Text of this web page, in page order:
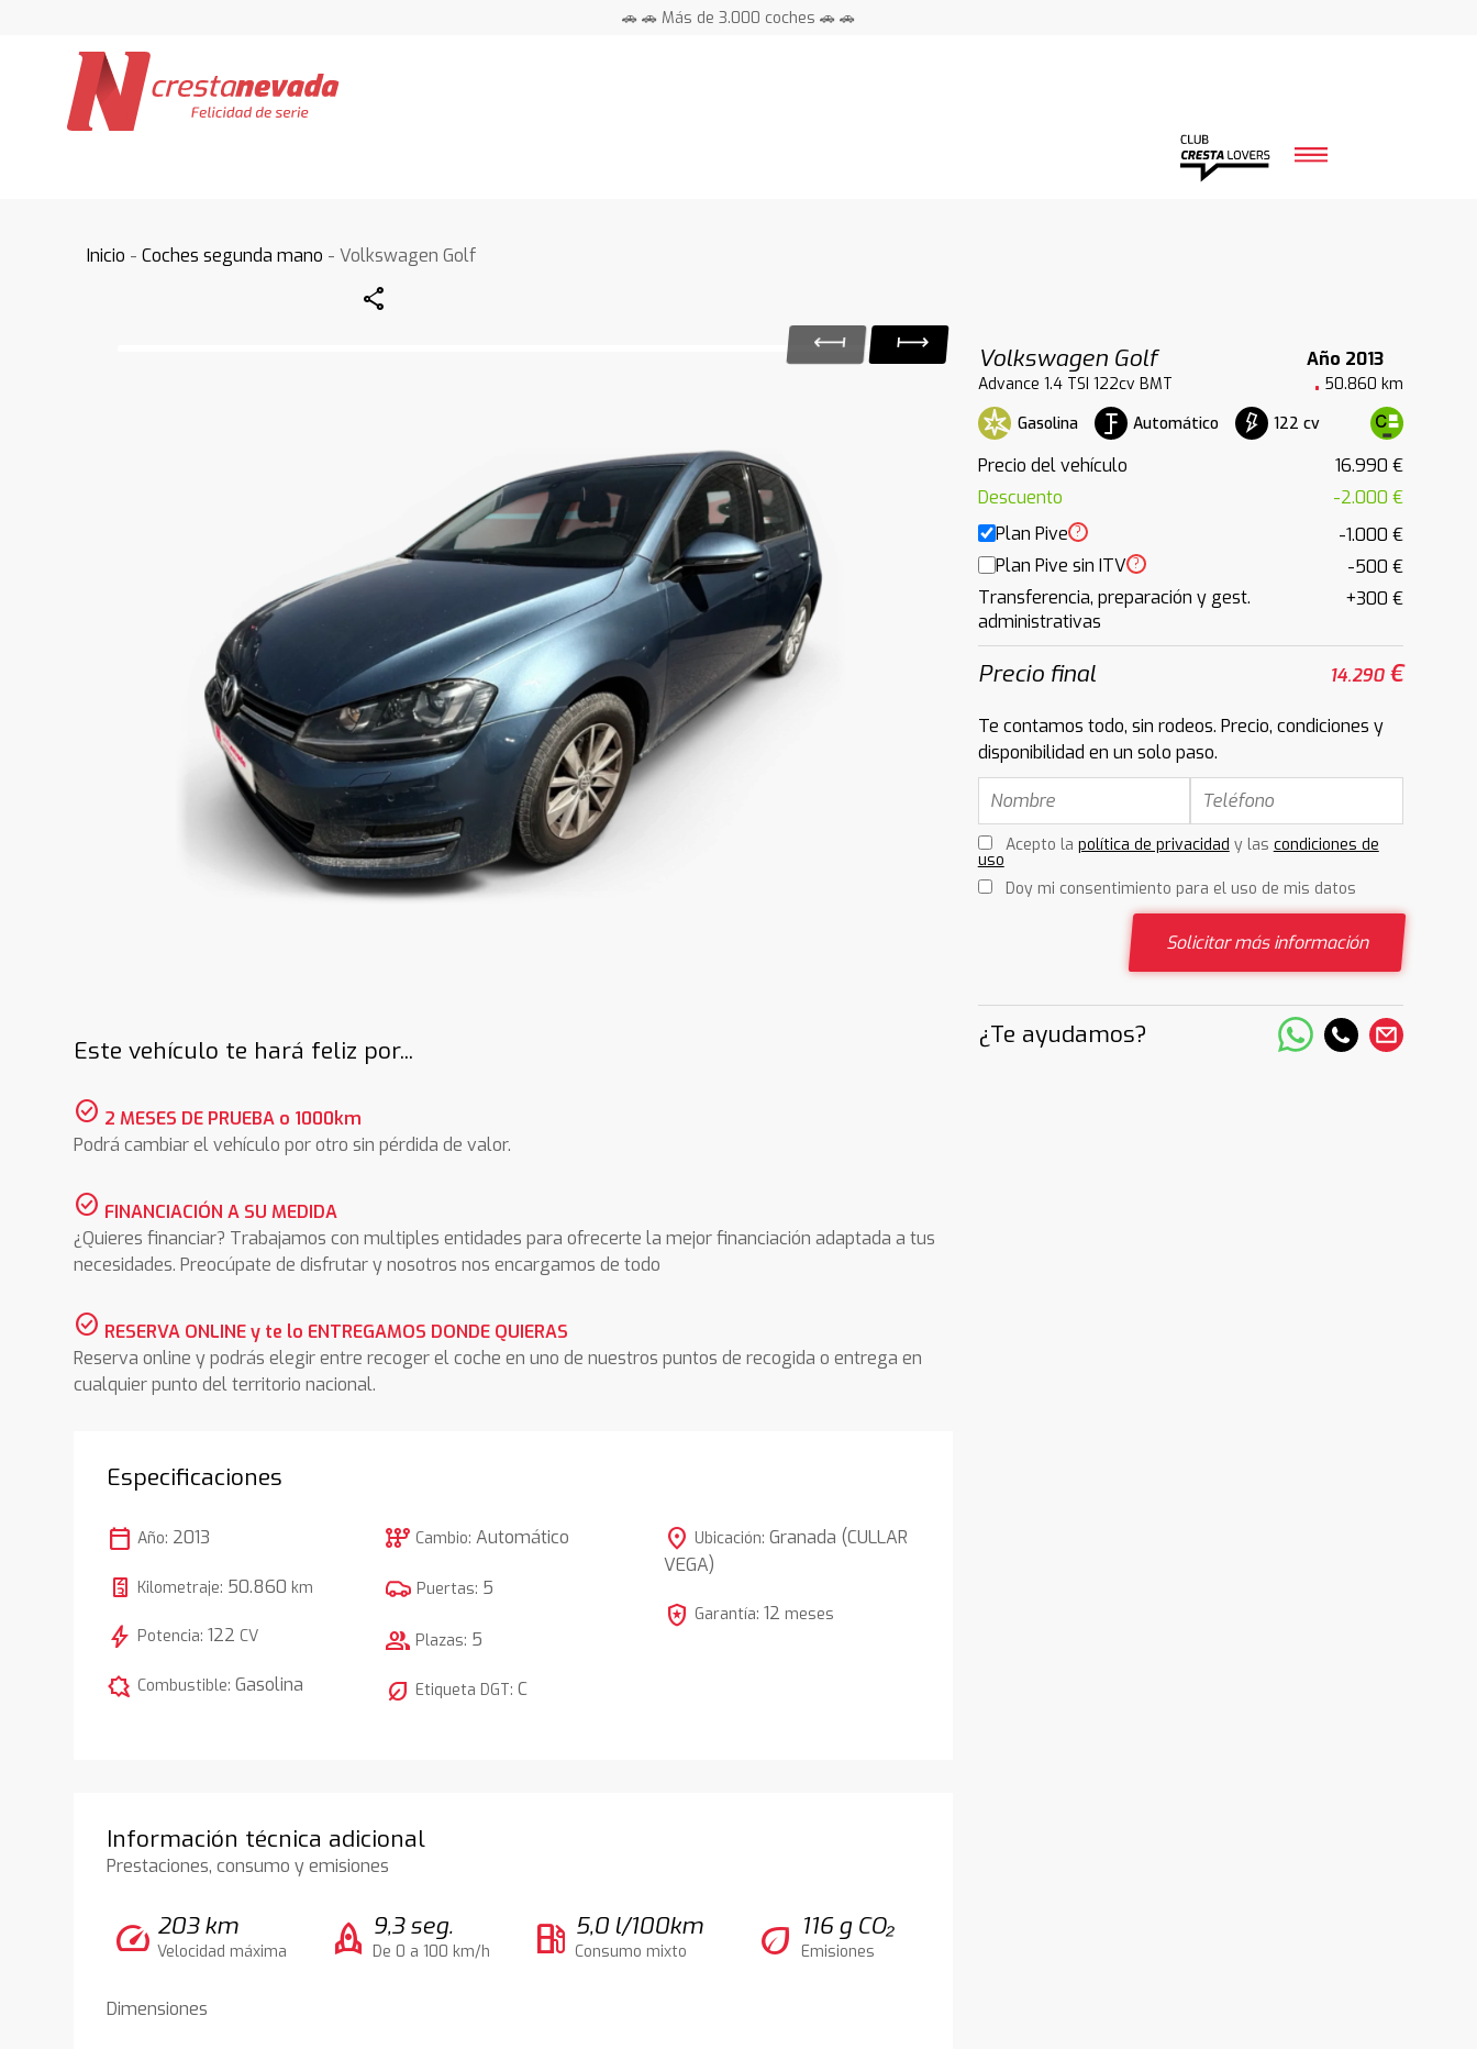
🚗 🚗 Más de 3.000 coches 🚗 🚗
Inicio -Coches segunda mano - Volkswagen Golf
Share
Volkswagen Golf
Año 2013
Advance 1.4 TSI 122cv BMT
50.860 km
Gasolina
Automático 122 cv
Precio del vehículo
16.990 €
Descuento
-2.000 €
Plan Pive ?
-1.000 €
Plan Pive sin ITV ?
-500 €
Transferencia, preparación y gest.
administrativas
+300 €
Precio final 14.290€
Te contamos todo, sin rodeos. Precio, condiciones y
disponibilidad en un solo paso.
Acepto la política de privacidad y las condiciones de
uso
Doy mi consentimiento para el uso de mis datos
Solicitar más información
¿Te ayudamos?
Este vehículo te hará feliz por...
check_circle 2 MESES DE PRUEBA o 1000km
Podrá cambiar el vehículo por otro sin pérdida de valor.
check_circle FINANCIACIÓN A SU MEDIDA
¿Quieres financiar? Trabajamos con multiples entidades para ofrecerte la mejor financiación adaptada a tus
necesidades. Preocúpate de disfrutar y nosotros nos encargamos de todo
check_circle RESERVA ONLINE y te lo ENTREGAMOS DONDE QUIERAS
Reserva online y podrás elegir entre recoger el coche en uno de nuestros puntos de recogida o entrega en
cualquier punto del territorio nacional.
Especificaciones
calendar_today Año: 2013
Kilometraje: 50.860 km
bolt Potencia:122 CV
comic_bubble Combustible:Gasolina
auto_transmission Cambio:Automático
Puertas: 5
group Plazas: 5
nest_eco_leaf Etiqueta DGT:C
location_on Ubicación: Granada (CULLAR
VEGA)
local_police Garantía: 12 meses
Información técnica adicional
Prestaciones, consumo y emisiones
speed 203 km
Velocidad máxima rocket 9,3 seg.
De 0 a 100 km/h local_gas_station 5,0 l/100km
Consumo mixto eco 116 g CO₂
Emisiones
Dimensiones